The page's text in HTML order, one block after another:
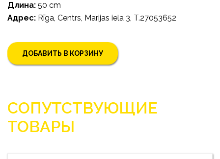
Длина: 50 cm
Адрес: Rīga, Centrs, Marijas iela 3, T.27053652
ДОБАВИТЬ В КОРЗИНУ
СОПУТСТВУЮЩИЕ
ТОВАРЫ